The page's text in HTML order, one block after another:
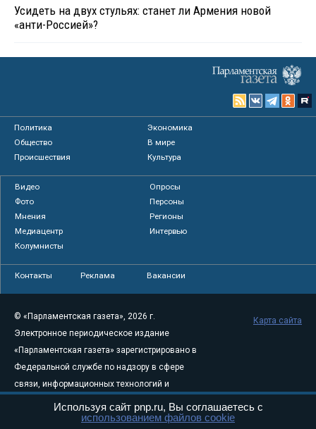
Усидеть на двух стульях: станет ли Армения новой
«анти-Россией»?
Политика
Экономика
Общество
В мире
Происшествия
Культура
Видео
Опросы
Фото
Персоны
Мнения
Регионы
Медиацентр
Интервью
Колумнисты
Контакты Реклама Вакансии
© «Парламентская газета», 2026 г.
Электронное периодическое издание
«Парламентская газета» зарегистрировано в
Федеральной службе по надзору в сфере
связи, информационных технологий и
августа 2011 года. 18+
Карта сайта
Используя сайт pnp.ru, Вы соглашаетесь с
использованием файлов cookie